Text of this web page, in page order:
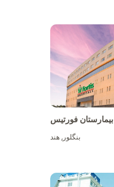
بیمارستان فورتیس
بنگلور,هند